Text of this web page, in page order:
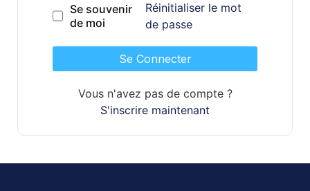
Se souvenir
de moi
Réinitialiser le mot
de passe
Se Connecter
Vous n'avez pas de compte ?
S'inscrire maintenant